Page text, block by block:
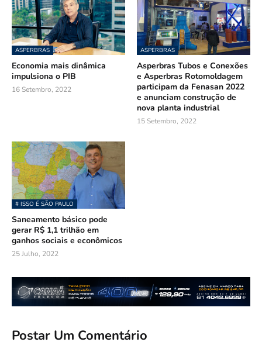
ASPERBRAS
Economia mais dinâmica
impulsiona o PIB
16 Setembro, 2022
ASPERBRAS
Asperbras Tubos e Conexões
e Asperbras Rotomoldagem
participam da Fenasan 2022
e anunciam construção de
nova planta industrial
15 Setembro, 2022
# ISSO É SÃO PAULO
Saneamento básico pode
gerar R$ 1,1 trilhão em
ganhos sociais e econômicos
25 Julho, 2022
Postar Um Comentário